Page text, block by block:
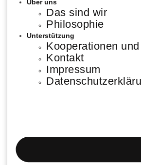
Über uns
Das sind wir
Philosophie
Unterstützung
Kooperationen
Kontakt
Impressum